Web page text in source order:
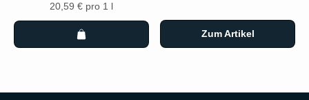
20,59 € pro 1 l
Zum Artikel